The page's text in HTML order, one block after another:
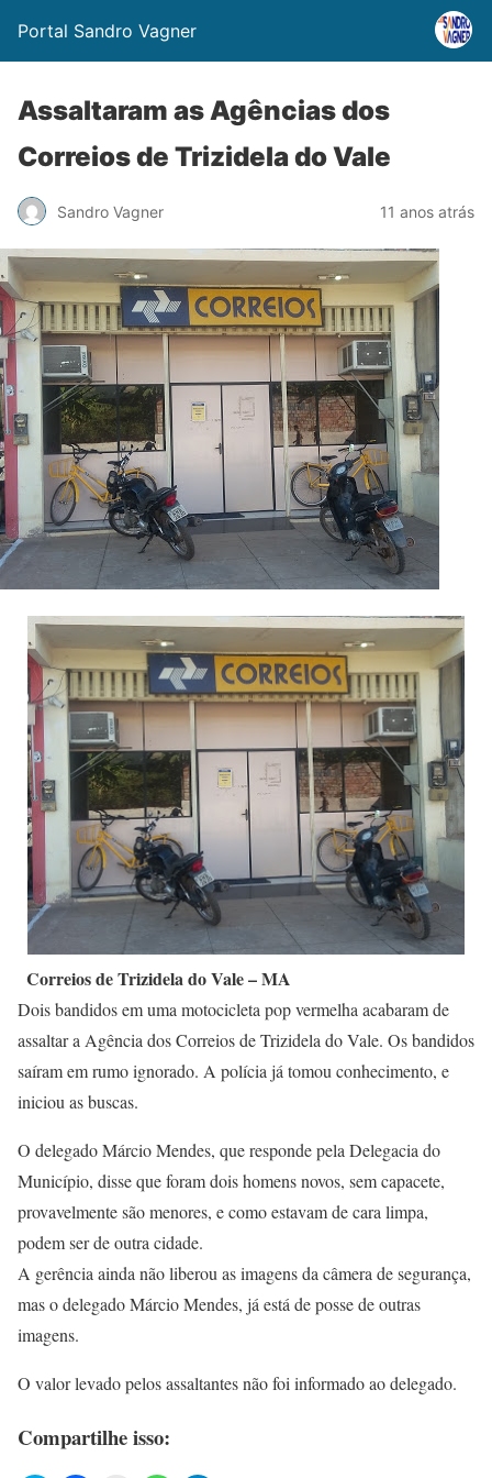
Portal Sandro Vagner
Assaltaram as Agências dos
Correios de Trizidela do Vale
Sandro Vagner 11 anos atrás
Correios de Trizidela do Vale – MA
Dois bandidos em uma motocicleta pop vermelha acabaram de
assaltar a Agência dos Correios de Trizidela do Vale. Os bandidos
saíram em rumo ignorado. A polícia já tomou conhecimento, e
iniciou as buscas.
O delegado Márcio Mendes, que responde pela Delegacia do
Município, disse que foram dois homens novos, sem capacete,
provavelmente são menores, e como estavam de cara limpa,
podem ser de outra cidade.
A gerência ainda não liberou as imagens da câmera de segurança,
mas o delegado Márcio Mendes, já está de posse de outras
imagens.
O valor levado pelos assaltantes não foi informado ao delegado.
Compartilhe isso: